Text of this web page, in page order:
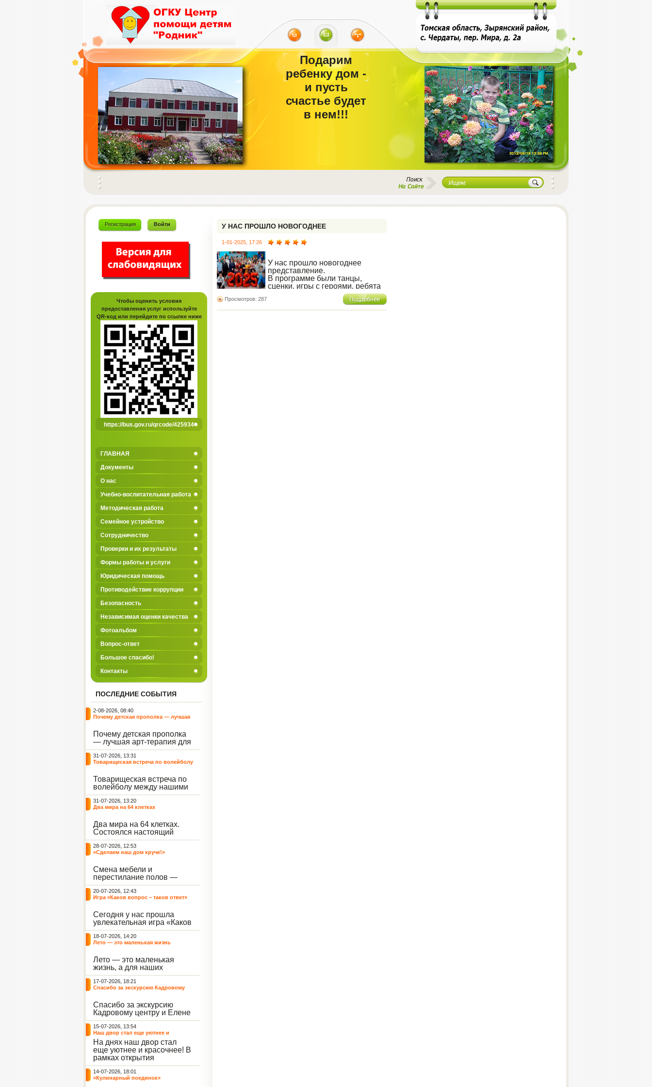
Подарим
ребенку дом -
и пусть
счастье будет
в нем!!!
Регистрация Войти
Чтобы оценить условия
предоставления услуг используйте
QR-код или перейдите по ссылке ниже
https://bus.gov.ru/qrcode/425934
ГЛАВНАЯ
Документы
О нас
Учебно-воспитательная работа
Методическая работа
Семейное устройство
Сотрудничество
Проверки и их результаты
Формы работы и услуги
Юридическая помощь
Противодействие коррупции
Безопасность
Независимая оценки качества
Фотоальбом
Вопрос-ответ
Большое спасибо!
Контакты
ПОСЛЕДНИЕ СОБЫТИЯ
2-08-2026, 08:40
Почему детская прополка — лучшая
Почему детская прополка
— лучшая арт-терапия для
воспитателя?
31-07-2026, 13:31
Товарищеская встреча по волейболу
Товарищеская встреча по
волейболу между нашими
воспитанниками и
сельскими ребятами.
31-07-2026, 13:20
Два мира на 64 клетках
Два мира на 64 клетках.
Состоялся настоящий
интеллектуальный
праздник — турнир по
шахматам и шашкам.
небывалый ажиотаж среди
воспитанников, превратив
тихие залы центра в арену
напряжённых поединков,
громких аплодисментов и
жарких обсуждений.
28-07-2026, 12:53
«Сделаем наш дом круче!»
Смена мебели и
перестилание полов —
дело рук профессионалов.
А вот создание настоящего
домашнего уюта — задача
этой неделе ребята взяли
инициативу в свои руки и
устроили масштабную
генеральную уборку
жилого корпуса.
20-07-2026, 12:43
Игра «Каков вопрос – таков ответ»
Сегодня у нас прошла
увлекательная игра «Каков
вопрос – таков ответ»,
которая собрала самых
любознательных
игры выступил наш
воспитанник - Константин
Н., который по праву носит
звание самого читающего
и эрудированного
участника наших
мероприятий.
18-07-2026, 14:20
Лето — это маленькая жизнь
Лето — это маленькая
жизнь, а для наших
воспитанниц оно
наполнено открытиями. В
один из теплых дней мы
пластилин, книги и конечно
же телефоны, чтобы
отправиться на небольшую
цветочную охоту в
ближайший луг.
17-07-2026, 18:21
Спасибо за экскурсию Кадровому
Спасибо за экскурсию
Кадровому центру и Елене
Романовне за тёплую
встречу.
15-07-2026, 13:54
Наш двор стал еще уютнее и
красочнее!
На днях наш двор стал
еще уютнее и красочнее! В
рамках открытия
Социальной гостиной
нашего Центра, перед
воспитанниками была
14-07-2026, 18:01
«Кулинарный поединок»
У НАС ПРОШЛО НОВОГОДНЕЕ
ПРЕДСТАВЛЕНИЕ.
1-01-2025, 17:26
У нас прошло новогоднее
представление.
В программе были танцы,
сценки, игры с героями, ребята
рассказывали стихотворения и
водили хороводы.
Просмотров: 287